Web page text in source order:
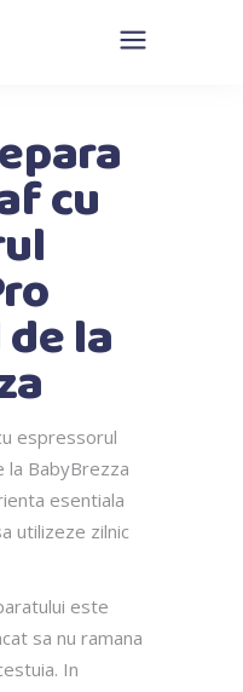
cu
la
espressorul
la BabyBrezza
esentiala
utilizeze zilnic
este
sa nu ramana
In